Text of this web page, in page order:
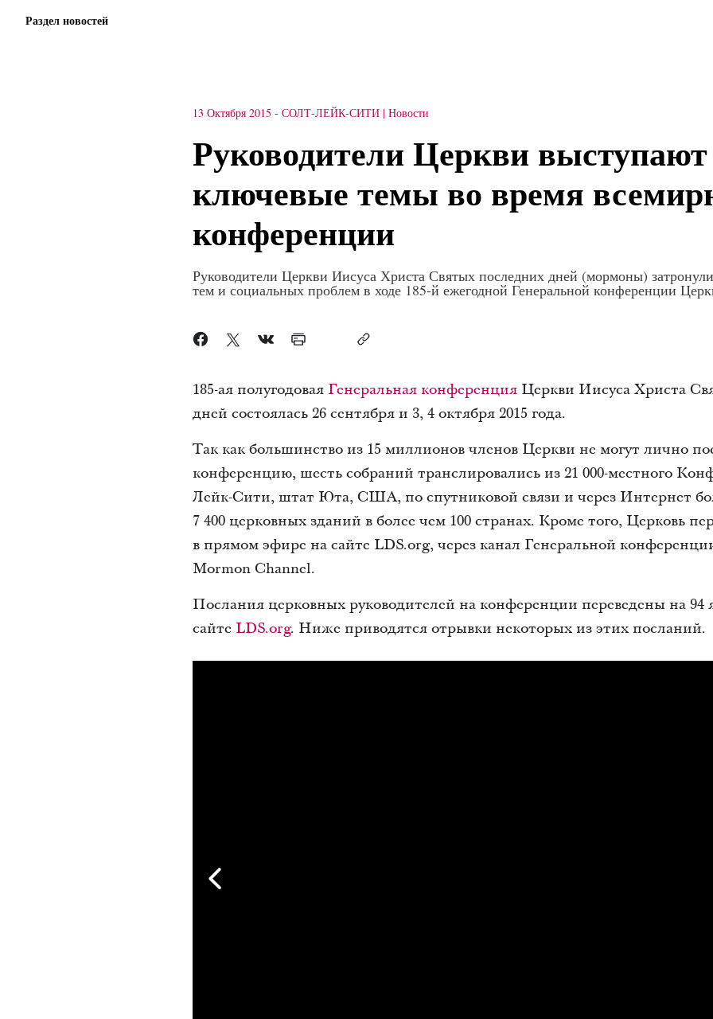
Раздел новостей
13 Октября 2015 - СОЛТ-ЛЕЙК-СИТИ Новости
Руководители Церкви
ключевые темы во время
конференции
Руководители Церкви Иисуса Христа Святых последних дней (мормоны)
тем и социальных проблем в ходе 185-й ежегодной Генеральной конференции
185-ая полугодовая Генеральная конференцияЦеркви Иисуса Христа
дней состоялась 26 сентября и 3, 4 октября 2015 года.
Так как большинство из 15 миллионов членов Церкви не могут лично
конференцию, шесть собраний транслировались из 21 000-местного
Лейк-Сити, штат Юта, США, по спутниковой связи и через Интернет
7 400 церковных зданий в более чем 100 странах. Кроме того, Церковь
в прямом эфире на сайте LDS.org, через канал Генеральной
Mormon Channel.
Послания церковных руководителей на конференции переведены на 94
сайте LDS.org. Ниже приводятся отрывки некоторых из этих посланий.